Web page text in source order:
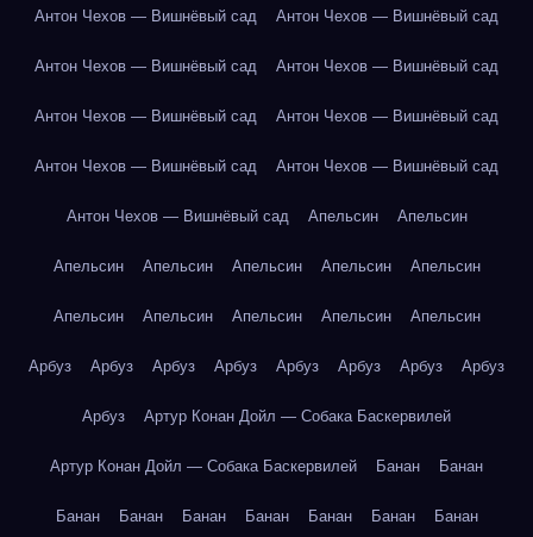
Антон Чехов — Вишнёвый сад Антон Чехов — Вишнёвый сад
Антон Чехов — Вишнёвый сад Антон Чехов — Вишнёвый сад
Антон Чехов — Вишнёвый сад Антон Чехов — Вишнёвый сад
Антон Чехов — Вишнёвый сад Антон Чехов — Вишнёвый сад
Антон Чехов — Вишнёвый сад Апельсин Апельсин
Апельсин Апельсин Апельсин Апельсин Апельсин
Апельсин Апельсин Апельсин Апельсин Апельсин
Арбуз Арбуз Арбуз Арбуз Арбуз Арбуз Арбуз Арбуз
Арбуз Артур Конан Дойл — Собака Баскервилей
Артур Конан Дойл — Собака Баскервилей Банан Банан
Банан Банан Банан Банан Банан Банан Банан